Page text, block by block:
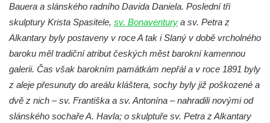
Sousoší Kalvárie před klášterem
dominikánů u Piaristického náměstí v
Českých Budějovicích
Socha svatého Václava u pramene v
Semilech
Bauera a slánského radního Davida Daniela. Poslední tři
skulptury Krista Spasitele, sv. Bonaventury a sv. Petra z
Alkantary byly postaveny v roce A tak i Slaný v době vrcholného
baroku měl tradiční atribut českých měst barokní kamennou
galerii. Čas však barokním památkám nepřál a v roce 1891 byly
z aleje přesunuty do areálu kláštera, sochy byly již poškozené a
dvě z nich – sv. Františka a sv. Antonína – nahradili novými od
slánského sochaře A. Havla; o skulptuře sv. Petra z Alkantary